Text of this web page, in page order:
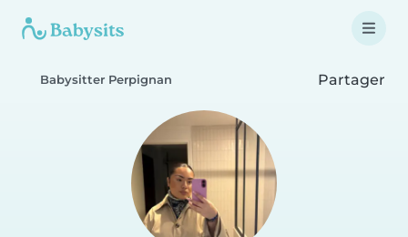
Babysitter Perpignan Partager